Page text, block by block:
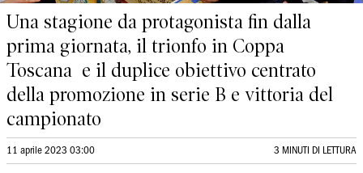
Una stagione da protagonista fin dalla
prima giornata, il trionfo in Coppa
Toscana e il duplice obiettivo centrato
della promozione in serie B e vittoria del
campionato
11 aprile 2023 03:00 3 MINUTI DI LETTURA